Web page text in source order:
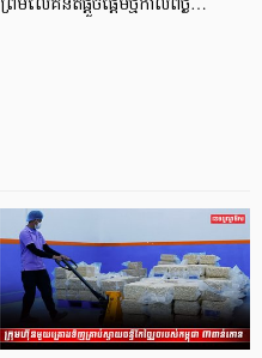
ព្រមលើគំនិតផ្តួចផ្តើមថ្មីកាលពីថ្ង…